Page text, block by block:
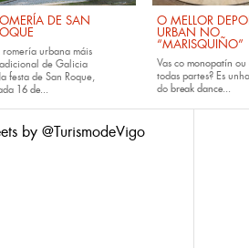
DE SAN
romería urbana máis
de Galicia
festa de San Roque,
16 de...
O MELLOR
URBAN NO
“MARISQUIÑO”
Vas co monopatín ou
todas partes? Es
do break dance...
by @TurismodeVigo